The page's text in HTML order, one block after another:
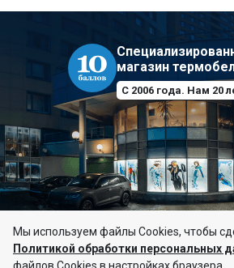
магазин
С 2006 года. Нам 20
© 10баллов, 2006–2026
Мы используем файлы Сookies, чтобы
Политикой обработки персональных